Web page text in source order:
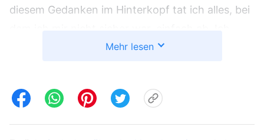
diesem Gedanken im Hinterkopf tat ich alles, bei
fühlte mich dann aber irgendwie schuldig, und
mir, ich sollte meine Kollegen nach ihrer Meinung
fragen und dann entsprechend handeln. So
Mehr lesen